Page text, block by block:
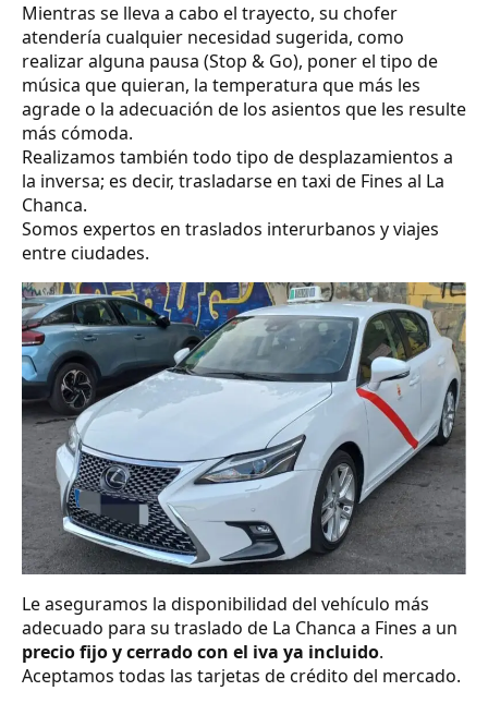
Mientras se lleva a cabo el trayecto, su chofer
atendería cualquier necesidad sugerida, como
realizar alguna pausa (Stop & Go), poner el tipo de
música que quieran, la temperatura que más les
agrade o la adecuación de los asientos que les resulte
más cómoda.
Realizamos también todo tipo de desplazamientos a
la inversa; es decir, trasladarse en taxi de Fines al La
Chanca.
Somos expertos en traslados interurbanos y viajes
entre ciudades.
Le aseguramos la disponibilidad del vehículo más
adecuado para su traslado de La Chanca a Fines a un
precio fijo y cerrado con el iva ya incluido.
Aceptamos todas las tarjetas de crédito del mercado.